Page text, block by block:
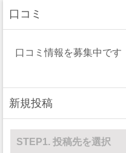
アイスホッケー
セーリング
スキー
口コミ
口コミ情報を募集中です
新規投稿
STEP1. 投稿先を選択